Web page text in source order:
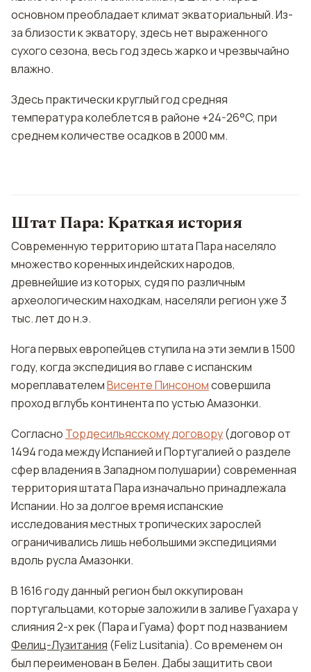
основном преобладает климат экваториальный. Из-
за близости к экватору, здесь нет выраженного
сухого сезона, весь год здесь жарко и чрезвычайно
влажно.
Здесь практически круглый год средняя
температура колеблется в районе +24-26°C, при
среднем количестве осадков в 2000 мм.
Штат Пара: Краткая история
Современную территорию штата Пара населяло
множество коренных индейских народов,
древнейшие из которых, судя по различным
археологическим находкам, населяли регион уже 3
тыс. лет до н.э.
Нога первых европейцев ступила на эти земли в 1500
году, когда экспедиция во главе с испанским
мореплавателемВисенте Пинсономсовершила
проход вглубь континента по устью Амазонки.
Согласно Тордесильясскому договору(договор от
1494 года между Испанией и Португалией о разделе
сфер владения в Западном полушарии) современная
территория штата Пара изначально принадлежала
Испании. Но за долгое время испанские
исследования местных тропических зарослей
ограничивались лишь небольшими экспедициями
вдоль русла Амазонки.
В 1616 году данный регион был оккупирован
португальцами, которые заложили в заливе Гуахара у
слияния 2-х рек (Пара и Гуама) форт под названием
Фелиц-Лузитания (Feliz Lusitania). Со временем он
был переименован в Белен. Дабы защитить свои